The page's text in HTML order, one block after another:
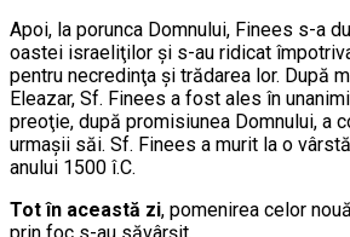
Apoi, la porunca Domnului, Finees s-a
oastei israeliţilor şi s-au ridicat
pentru necredinţa şi trădarea lor. După
Eleazar, Sf. Finees a fost ales în
preoţie, după promisiunea Domnului, a
urmaşii săi. Sf. Finees a murit la o
anului 1500 î.C.
Tot în această zi, pomenirea celor
prin foc s-au săvârşit.